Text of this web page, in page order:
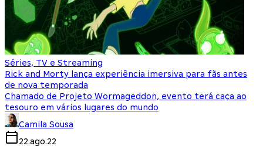
Séries, TV e Streaming
Rick and Morty lança experiência imersiva para fãs antes
de nova temporada
Chamado de Projeto Wormageddon, evento terá caça ao
tesouro em vários lugares do mundo
Camila Sousa
22.ago.22